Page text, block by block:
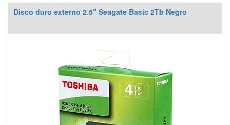
Disco duro externo 2.5" Seagate Basic 2Tb Negro